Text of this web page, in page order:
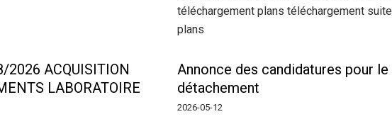
téléchargement plans téléchargement suite
plans
2026 ACQUISITION
LABORATOIRE
Annonce des candidatures pour le
détachement
2026-05-12